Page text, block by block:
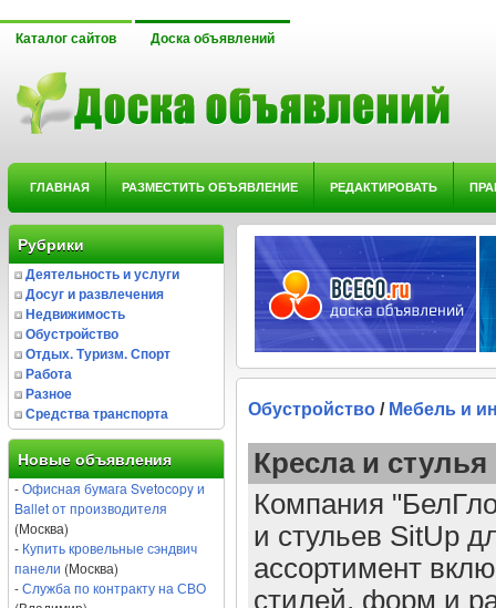
Каталог сайтов Доска объявлений
ГЛАВНАЯ РАЗМЕСТИТЬ ОБЪЯВЛЕНИЕ РЕДАКТИРОВАТЬ
Рубрики
Деятельность и услуги
Досуг и развлечения
Недвижимость
Обустройство
Отдых. Туризм. Спорт
Работа
Разное
Средства транспорта
Новые объявления
-Офисная бумага Svetocopy и
Ballet от производителя
(Москва)
- Купить кровельные сэндвич
панели (Москва)
-Служба по контракту на СВО
Обустройство / Мебель и
Кресла и
Компания
и стульев SitUp
ассортимент
стилей, форм и